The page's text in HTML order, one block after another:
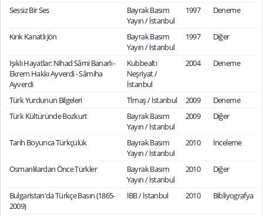
Sessiz Bir Ses
Bayrak Basım
Yayın / İstanbul
1997 Deneme
Kırık Kanatlı Jön
Bayrak Basım
Yayın / İstanbul
1997 Diğer
Işıklı Hayatlar: Nihad Sâmi Banarlı -
Ekrem Hakkı Ayverdi - Sâmiha
Ayverdi
Kubbealtı
Neşriyat /
İstanbul
2004 Deneme
Türk Yurdunun Bilgeleri Tİmaş / İstanbul 2009
Deneme
Türk Kültüründe Bozkurt
Bayrak Basım
Yayın / İstanbul
2009 Diğer
Tarih Boyunca Türkçülük
Bayrak Basım
Yayın / İstanbul
2010 İnceleme
Osmanlılardan Önce Türkler
Bayrak Basım
Yayın / İstanbul
2010 Diğer
Bulgaristan'da Türkçe Basın (1865-
2009)
İBB / İstanbul 2010 Bibliyografya